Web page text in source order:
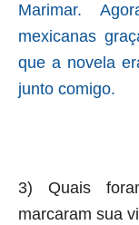
Marimar.
mexicanas
que a novela
junto comigo.
3) Quais
marcaram sua